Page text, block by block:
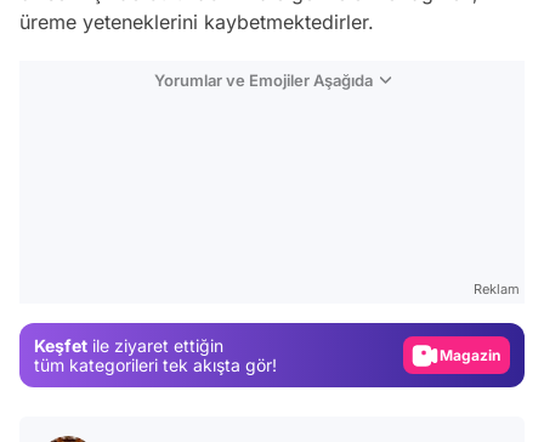
üreme yeteneklerini kaybetmektedirler.
Yorumlar ve Emojiler Aşağıda
Reklam
Keşfet ile ziyaret ettiğin
tüm kategorileri tek akışta gör!
Gündem
Magazin
Video